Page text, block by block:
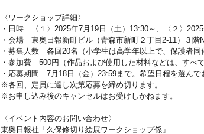
〈ワークショップ詳細〉
・日時 〈１〉2025年7月19日（土）13:30～、〈２〉
・会場 東奥日報新町ビル（青森市新町２丁目2-11）３階
・募集人数 各回20名（小学生は高学年以上で、保護者同
・参加費 500円（作品および使用した材料などは、すべ
・応募期間 7月18日（金）23:59まで。希望日程を選んで
※各回、定員に達し次第応募を締め切ります。
※お申し込み後のキャンセルはお受けしかねます。
〈イベント内容のお問い合わせ〉
東奥日報社「久保修切り絵展ワークショップ係」